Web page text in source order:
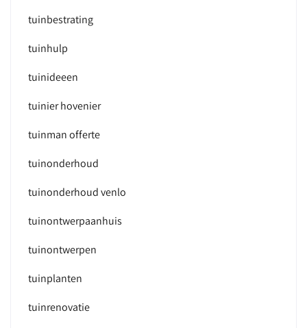
tuinbestrating
tuinhulp
tuinideeen
tuinier hovenier
tuinman offerte
tuinonderhoud
tuinonderhoud venlo
tuinontwerpaanhuis
tuinontwerpen
tuinplanten
tuinrenovatie